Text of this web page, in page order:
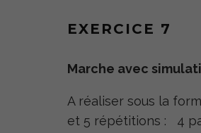
EXERCICE 7
Marche avec
A réaliser sous la
et 5 répétitions : 4